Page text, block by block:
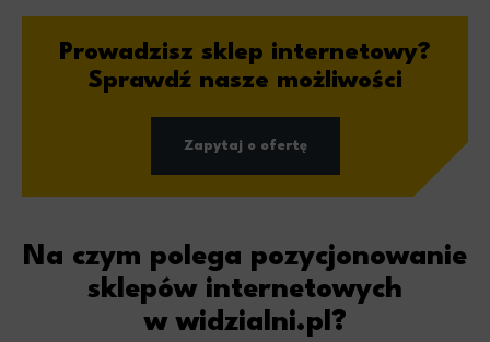
Prowadzisz sklep internetowy?
Sprawdź nasze możliwości
Zapytaj o ofertę
Na czym polega pozycjonowanie
sklepów internetowych
w widzialni.pl?